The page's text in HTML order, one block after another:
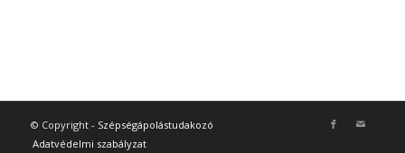
© Copyright - Szépségápolástudakozó
Adatvédelmi szabályzat